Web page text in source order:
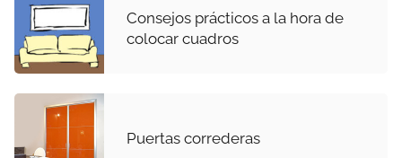
Consejos prácticos a la hora de
colocar cuadros
Puertas correderas